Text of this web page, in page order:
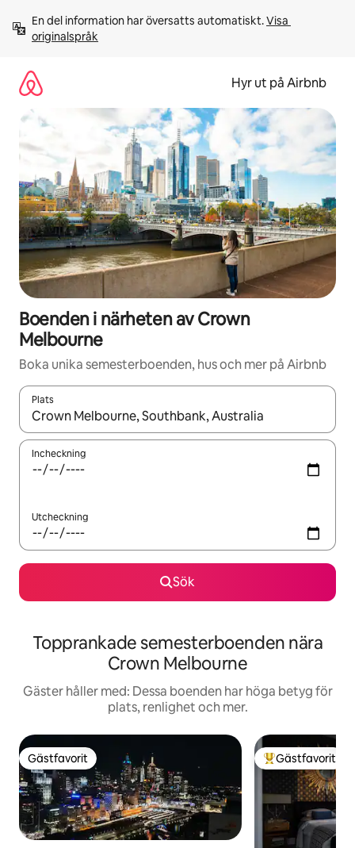
innehåll
En del information har översatts automatiskt. Visa
originalspråk
Hyr ut på Airbnb
Boenden i närheten av Crown
Melbourne
Boka unika semesterboenden, hus och mer på Airbnb
Plats
När resultaten är tillgängliga kan du navigera med upp- och
Incheckning
Utcheckning
Sök
Topprankade semesterboenden nära
Crown Melbourne
Gäster håller med: Dessa boenden har höga betyg för
plats, renlighet och mer.
Gästfavorit
Gästfavorit Populär
Gästfavorit